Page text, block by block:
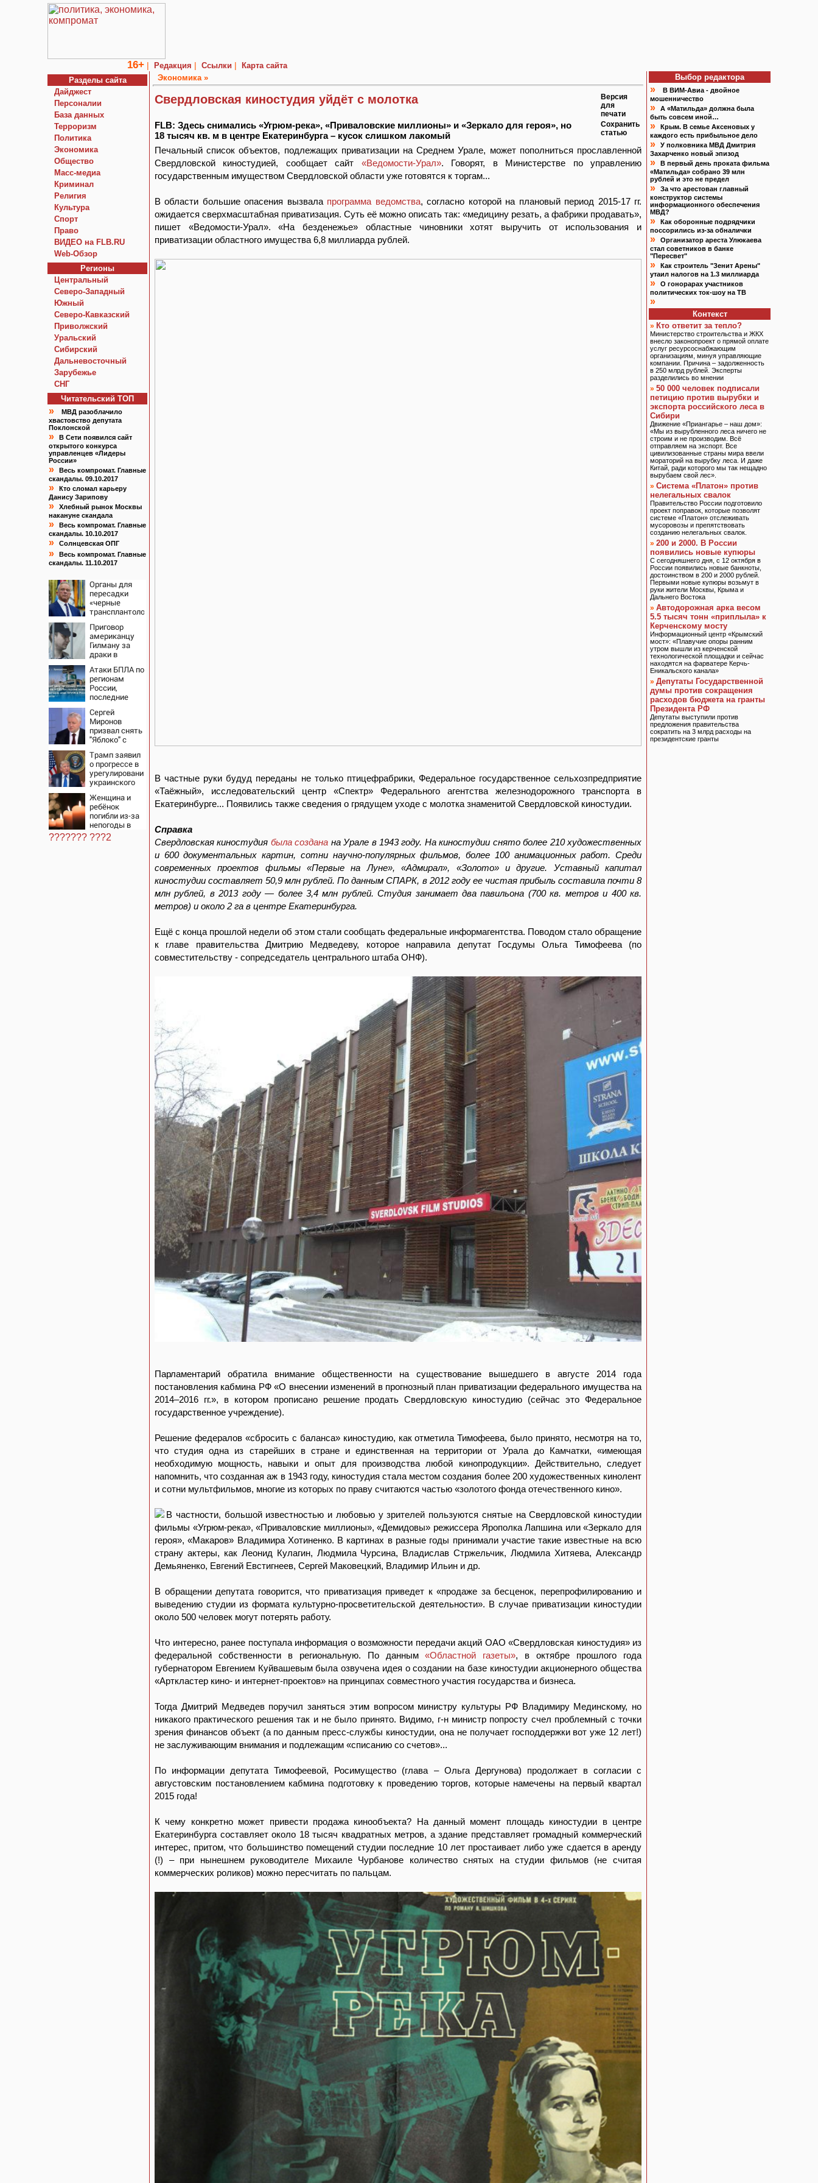
16+ | Редакция | Ссылки |
Карта сайта
Разделы сайта
Дайджест
Персоналии
База данных
Терроризм
Политика
Экономика
Общество
Macc-медиа
Криминал
Религия
Культура
Спорт
Право
ВИДЕО на FLB.RU
Web-Обзор
Регионы
Центральный
Северо-Западный
Южный
Северо-Кавказский
Приволжский
Уральский
Сибирский
Дальневосточный
Зарубежье
СНГ
Читательский TOП
»
МВД разоблачило
хвастовство депутата
Поклонской
»
В Сети появился сайт
открытого конкурса
управленцев «Лидеры
России»
»
Весь компромат. Главные
скандалы. 09.10.2017
»
Кто сломал карьеру
Данису Зарипову
»
Хлебный рынок Москвы
накануне скандала
»
Весь компромат. Главные
скандалы. 10.10.2017
» Солнцевская ОПГ
»
Весь компромат. Главные
скандалы. 11.10.2017
Органы для
пересадки
«черные
трансплантологи»
еще живых
пациентов
Приговор
американцу
Гилману за
драки в
СИЗО
потребовали
ужесточить -
Новости на
Вести.ru
Атаки БПЛА по
регионам
России,
последние
августа 2026:
последствия,
атаки на
склады
Wildberries,
состояние
пострадавших
Сергей
Миронов
призвал снять
"Яблоко" с
Новости на
Вести.ru
Трамп заявил
о прогрессе в
урегулировании
украинского
Женщина и
ребёнок
погибли из-за
непогоды в
Смоленске
??????? ???2
Экономика »
Свердловская киностудия уйдёт с молотка
FLB: Здесь снимались «Угрюм-река», «Приваловские миллионы» и «Зеркало для героя», но
18 тысяч кв. м в центре Екатеринбурга – кусок слишком лакомый
Версия
для
печати
Сохранить
статью
Печальный список объектов, подлежащих приватизации на Среднем Урале, может пополниться прославленной
Свердловской киностудией, сообщает сайт «Ведомости-Урал». Говорят, в Министерстве по управлению
государственным имуществом Свердловской области уже готовятся к торгам...
В области большие опасения вызвала программа ведомства, согласно которой на плановый период 2015-17 гг.
ожидается сверхмасштабная приватизация. Суть её можно описать так: «медицину резать, а фабрики продавать»,
пишет «Ведомости-Урал». «На безденежье» областные чиновники хотят выручить от использования и
приватизации областного имущества 6,8 миллиарда рублей.
В частные руки будуд переданы не только птицефрабрики, Федеральное государственное сельхозпредприятие
«Таёжный», исследовательский центр «Спектр» Федерального агентства железнодорожного транспорта в
Екатеринбурге... Появились также сведения о грядущем уходе с молотка знаменитой Свердловской киностудии.
Справка
Свердловская киностудия была создана на Урале в 1943 году. На киностудии снято более 210 художественных
и 600 документальных картин, сотни научно-популярных фильмов, более 100 анимационных работ. Среди
современных проектов фильмы «Первые на Луне», «Адмирал», «Золото» и другие. Уставный капитал
киностудии составляет 50,9 млн рублей. По данным СПАРК, в 2012 году ее чистая прибыль составила почти 8
млн рублей, в 2013 году — более 3,4 млн рублей. Студия занимает два павильона (700 кв. метров и 400 кв.
метров) и около 2 га в центре Екатеринбурга.
Ещё с конца прошлой недели об этом стали сообщать федеральные информагентства. Поводом стало обращение
к главе правительства Дмитрию Медведеву, которое направила депутат Госдумы Ольга Тимофеева (по
совместительству - сопредседатель центрального штаба ОНФ).
Парламентарий обратила внимание общественности на существование вышедшего в августе 2014 года
постановления кабмина РФ «О внесении изменений в прогнозный план приватизации федерального имущества на
2014–2016 гг.», в котором прописано решение продать Свердловскую киностудию (сейчас это Федеральное
государственное учреждение).
Решение федералов «сбросить с баланса» киностудию, как отметила Тимофеева, было принято, несмотря на то,
что студия одна из старейших в стране и единственная на территории от Урала до Камчатки, «имеющая
необходимую мощность, навыки и опыт для производства любой кинопродукции». Действительно, следует
напомнить, что созданная аж в 1943 году, киностудия стала местом создания более 200 художественных кинолент
и сотни мультфильмов, многие из которых по праву считаются частью «золотого фонда отечественного кино».
В частности, большой известностью и любовью у зрителей пользуются снятые на Свердловской киностудии
фильмы «Угрюм-река», «Приваловские миллионы», «Демидовы» режиссера Ярополка Лапшина или «Зеркало для
героя», «Макаров» Владимира Хотиненко. В картинах в разные годы принимали участие такие известные на всю
страну актеры, как Леонид Кулагин, Людмила Чурсина, Владислав Стржельчик, Людмила Хитяева, Александр
Демьяненко, Евгений Евстигнеев, Сергей Маковецкий, Владимир Ильин и др.
В обращении депутата говорится, что приватизация приведет к «продаже за бесценок, перепрофилированию и
выведению студии из формата культурно-просветительской деятельности». В случае приватизации киностудии
около 500 человек могут потерять работу.
Что интересно, ранее поступала информация о возможности передачи акций ОАО «Свердловская киностудия» из
федеральной собственности в региональную. По данным«Областной газеты», в октябре прошлого года
губернатором Евгением Куйвашевым была озвучена идея о создании на базе киностудии акционерного общества
«Арткластер кино- и интернет-проектов» на принципах совместного участия государства и бизнеса.
Тогда Дмитрий Медведев поручил заняться этим вопросом министру культуры РФ Владимиру Мединскому, но
никакого практического решения так и не было принято. Видимо, г-н министр попросту счел проблемный с точки
зрения финансов объект (а по данным пресс-службы киностудии, она не получает господдержки вот уже 12 лет!)
не заслуживающим внимания и подлежащим «списанию со счетов»...
По информации депутата Тимофеевой, Росимущество (глава – Ольга Дергунова) продолжает в согласии с
августовским постановлением кабмина подготовку к проведению торгов, которые намечены на первый квартал
2015 года!
К чему конкретно может привести продажа кинообъекта? На данный момент площадь киностудии в центре
Екатеринбурга составляет около 18 тысяч квадратных метров, а здание представляет громадный коммерческий
интерес, притом, что большинство помещений студии последние 10 лет простаивает либо уже сдается в аренду
(!) – при нынешнем руководителе Михаиле Чурбанове количество снятых на студии фильмов (не считая
коммерческих роликов) можно пересчитать по пальцам.
Выбор редактора
»
В ВИМ-Авиа - двойное
мошенничество
»
А «Матильда» должна была
быть совсем иной…
»
Крым. В семье Аксеновых у
каждого есть прибыльное дело
»
У полковника МВД Дмитрия
Захарченко новый эпизод
»
В первый день проката фильма
«Матильда» собрано 39 млн
рублей и это не предел
»
За что арестован главный
конструктор системы
информационного обеспечения
МВД?
»
Как оборонные подрядчики
поссорились из-за обналички
»
Организатор ареста Улюкаева
стал советников в банке
"Пересвет"
»
Как строитель "Зенит Арены"
утаил налогов на 1.3 миллиарда
»
О гонорарах участников
политических ток-шоу на ТВ
»
Контекст
» Кто ответит за тепло?
Министерство строительства и ЖКХ
внесло законопроект о прямой оплате
услуг ресурсоснабжающим
организациям, минуя управляющие
компании. Причина – задолженность
в 250 млрд рублей. Эксперты
разделились во мнении
» 50 000 человек подписали
петицию против вырубки и
экспорта российского леса в
Сибири
Движение «Приангарье – наш дом»:
«Мы из вырубленного леса ничего не
строим и не производим. Всё
отправляем на экспорт. Все
цивилизованные страны мира ввели
мораторий на вырубку леса. И даже
Китай, ради которого мы так нещадно
вырубаем свой лес».
» Система «Платон» против
нелегальных свалок
Правительство России подготовило
проект поправок, которые позволят
системе «Платон» отслеживать
мусоровозы и препятствовать
созданию нелегальных свалок.
» 200 и 2000. В России
появились новые купюры
С сегодняшнего дня, с 12 октября в
России появились новые банкноты,
достоинством в 200 и 2000 рублей.
Первыми новые купюры возьмут в
руки жители Москвы, Крыма и
Дальнего Востока
» Автодорожная арка весом
5.5 тысяч тонн «приплыла» к
Керченскому мосту
Информационный центр «Крымский
мост»: «Плавучие опоры ранним
утром вышли из керченской
технологической площадки и сейчас
находятся на фарватере Керчь-
Еникальского канала»
» Депутаты Государственной
думы против сокращения
расходов бюджета на гранты
Президента РФ
Депутаты выступили против
предложения правительства
сократить на 3 млрд расходы на
президентские гранты